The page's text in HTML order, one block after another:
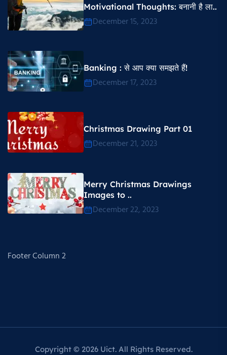
Motivational Thoughts​: बनानी है ला..
December 15, 2023
Banking : से आप क्या समझते हैं!
December 17, 2023
Christmas Drawing Part 01
December 21, 2023
Merry Christmas Drawings
Images to ..
December 22, 2023
Footer Column 2
Copyright © 2026 Uict. All Rights Reserved.